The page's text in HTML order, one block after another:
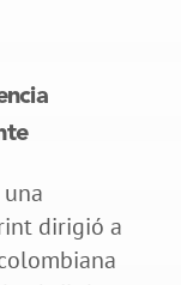
dirigió a